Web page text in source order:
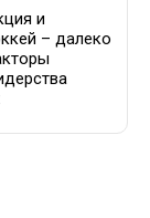
и
– далеко